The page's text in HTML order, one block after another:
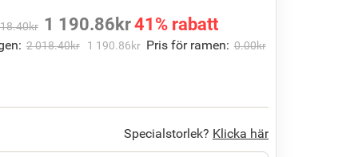
kr 1 190.86 kr41% rabatt
2 018.40kr 1 190.86kr Pris för ramen: 0.00kr
Specialstorlek? Klicka här